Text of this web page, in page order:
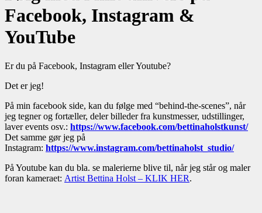
Facebook, Instagram &
YouTube
Er du på Facebook, Instagram eller Youtube?
Det er jeg!
På min facebook side, kan du følge med “behind-the-scenes”, når
jeg tegner og fortæller, deler billeder fra kunstmesser, udstillinger,
laver events osv.: https://www.facebook.com/bettinaholstkunst/
Det samme gør jeg på
Instagram: https://www.instagram.com/bettinaholst_studio/
På Youtube kan du bla. se malerierne blive til, når jeg står og maler
foran kameraet: Artist Bettina Holst – KLIK HER.